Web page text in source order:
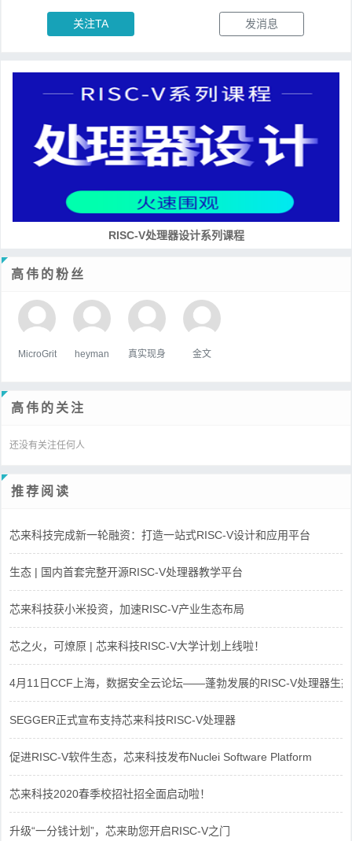
关注TA 发消息
RISC-V处理器设计系列课程
高伟的粉丝
MicroGrit heyman 真实现身 金文
高伟的关注
还没有关注任何人
推荐阅读
芯来科技完成新一轮融资：打造一站式RISC-V设计和应用平台
生态 | 国内首套完整开源RISC-V处理器教学平台
芯来科技获小米投资，加速RISC-V产业生态布局
芯之火，可燎原 | 芯来科技RISC-V大学计划上线啦！
4月11日CCF上海，数据安全云论坛——蓬勃发展的RISC-V处理器生态
SEGGER正式宣布支持芯来科技RISC-V处理器
促进RISC-V软件生态，芯来科技发布Nuclei Software Platform
芯来科技2020春季校招社招全面启动啦！
升级“一分钱计划”，芯来助您开启RISC-V之门